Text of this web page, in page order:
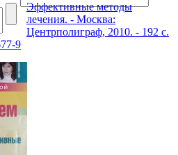
Эффективные методы
лечения. - Москва:
Центрполиграф, 2010. - 192 с.
9